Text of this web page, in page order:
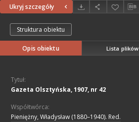
Ukryj szczegóły
Struktura obiektu
Opis obiektu Lista plików
Tytuł:
Gazeta Olsztyńska, 1907, nr 42
Współtwórca:
Pieniężny, Władysław (1880–1940). Red.